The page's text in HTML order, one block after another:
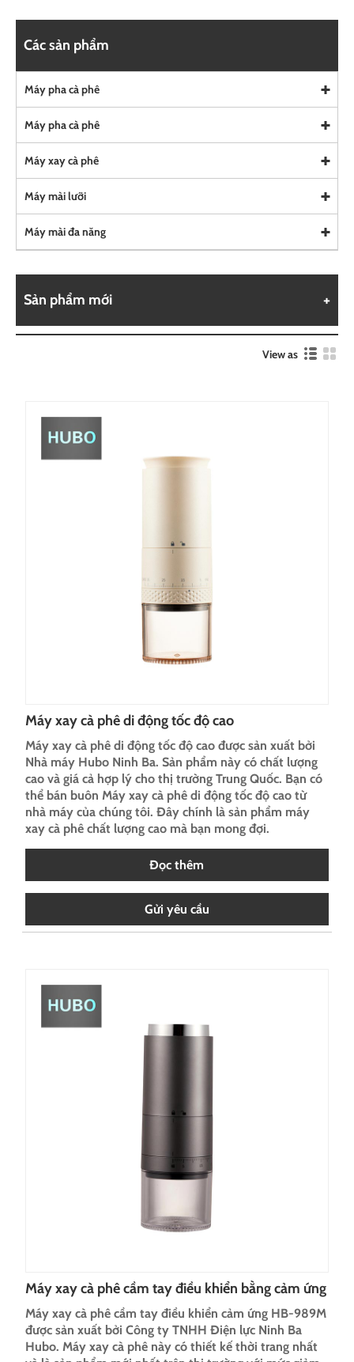
Các sản phẩm
Máy pha cà phê
Máy pha cà phê
Máy xay cà phê
Máy mài lưỡi
Máy mài đa năng
Sản phẩm mới
View as
Máy xay cà phê di động tốc độ cao
Máy xay cà phê di động tốc độ cao được sản xuất bởi
Nhà máy Hubo Ninh Ba. Sản phẩm này có chất lượng
cao và giá cả hợp lý cho thị trường Trung Quốc. Bạn có
thể bán buôn Máy xay cà phê di động tốc độ cao từ
nhà máy của chúng tôi. Đây chính là sản phẩm máy
xay cà phê chất lượng cao mà bạn mong đợi.
Đọc thêm
Gửi yêu cầu
Máy xay cà phê cầm tay điều khiển bằng cảm ứng
Máy xay cà phê cầm tay điều khiển cảm ứng HB-989M
được sản xuất bởi Công ty TNHH Điện lực Ninh Ba
Hubo. Máy xay cà phê này có thiết kế thời trang nhất